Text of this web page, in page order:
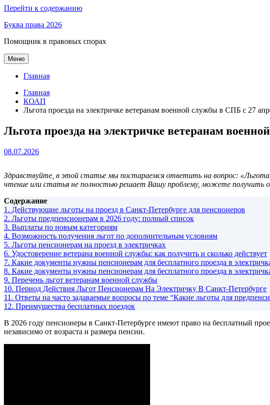
Перейти к содержанию
Буква права 2026
Помощник в правовых спорах
Меню
Главная
Главная
КОАП
Льгота проезда на электричке ветеранам военной службы в СПБ с 27
Льгота проезда на электричке ветеранам
08.07.2026
Здравствуйте, в этой статье мы постараемся ответить на вопрос: «Льгота
чтение или статья не полностью решает Вашу проблему, можете получить
Содержание
1. Действующие льготы на проезд в Санкт-Петербурге для пенсионеров
2. Льготы предпенсионерам в 2026 году: полный список
3. Выплаты по новым категориям
4. Возможность получения льгот по дополнительным условиям
5. Льготы пенсионерам на проезд в электричках
6. Удостоверение ветерана военной службы: как получить и сколько действует
7. Какие документы нужны пенсионерам для бесплатного проезда в
8. Какие документы нужны пенсионерам для бесплатного проезда в
9. Перечень льгот ветеранам военной службы
10. Период Действия Льгот Пенсионерам На Электричку В Санкт-Петербурге
11. Ответы на часто задаваемые вопросы по теме “Какие льготы для
12. Преимущества бесплатных поездок
В 2026 году пенсионеры в Санкт-Петербурге имеют право на бесплатный
независимо от возраста и размера пенсии.